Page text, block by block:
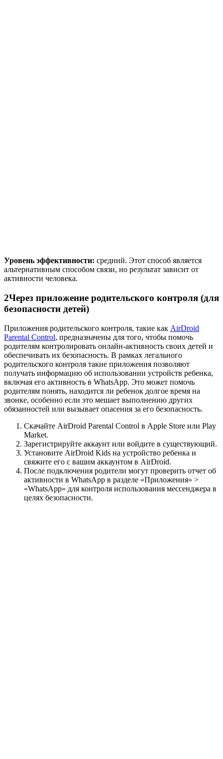
Уровень эффективности: средний. Этот способ является
альтернативным способом связи, но результат зависит от
активности человека.
2Через приложение родительского контроля (для
безопасности детей)
Приложения родительского контроля, такие как AirDroid
Parental Control, предназначены для того, чтобы помочь
родителям контролировать онлайн-активность своих детей и
обеспечивать их безопасность. В рамках легального
родительского контроля такие приложения позволяют
получать информацию об использовании устройств ребенка,
включая его активность в WhatsApp. Это может помочь
родителям понять, находится ли ребенок долгое время на
звонке, особенно если это мешает выполнению других
обязанностей или вызывает опасения за его безопасность.
Скачайте AirDroid Parental Control в Apple Store или Play
Market.
Зарегистрируйте аккаунт или войдите в существующий.
Установите AirDroid Kids на устройство ребенка и
свяжите его с вашим аккаунтом в AirDroid.
После подключения родители могут проверить отчет об
активности в WhatsApp в разделе «Приложения» >
«WhatsApp» для контроля использования мессенджера в
целях безопасности.